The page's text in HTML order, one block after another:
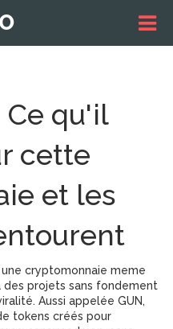
Ce qu'il
cette
et les
une cryptomonnaie meme
des projets sans fondement
. Aussi appelée GUN,
tokens créés pour